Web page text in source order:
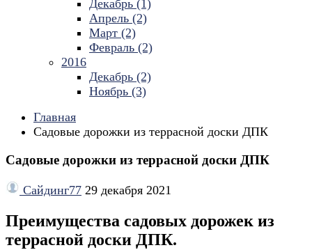
Декабрь (1)
Апрель (2)
Март (2)
Февраль (2)
2016
Декабрь (2)
Ноябрь (3)
Главная
Садовые дорожки из террасной доски ДПК
Садовые дорожки из террасной доски ДПК
Сайдинг77 29 декабря 2021
Преимущества садовых дорожек из
террасной доски ДПК.